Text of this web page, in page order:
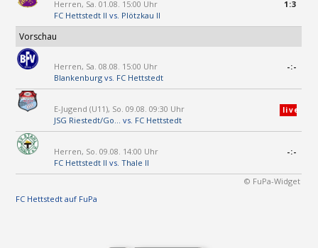
Herren, Sa. 01.08. 15:00 Uhr
FC Hettstedt II vs. Plötzkau II
1:3
Vorschau
Herren, Sa. 08.08. 15:00 Uhr
Blankenburg vs. FC Hettstedt
-:-
E-Jugend (U11), So. 09.08. 09:30 Uhr
JSG Riestedt/Go... vs. FC Hettstedt
live
Herren, So. 09.08. 14:00 Uhr
FC Hettstedt II vs.Thale II
-:-
© FuPa-Widget
FC Hettstedt auf FuPa